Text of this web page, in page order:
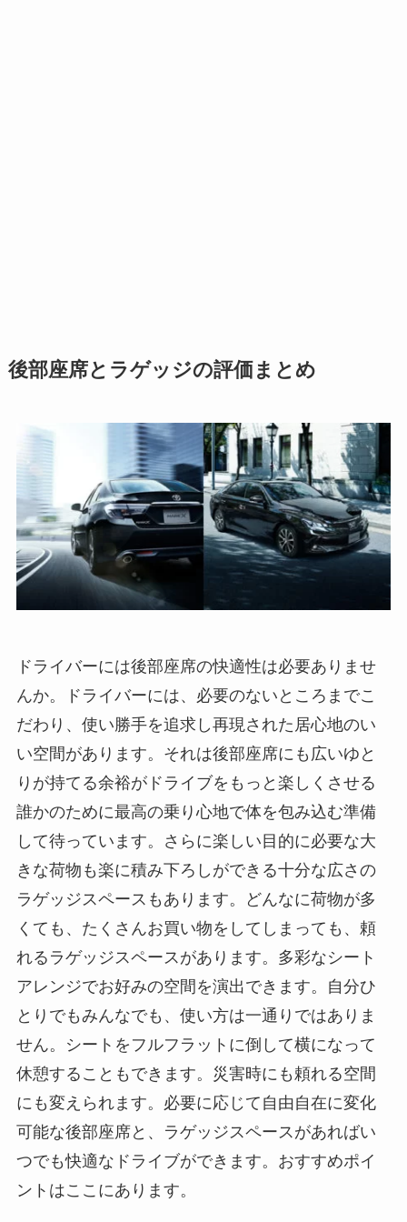
後部座席とラゲッジの評価まとめ
ドライバーには後部座席の快適性は必要ありませ
んか。ドライバーには、必要のないところまでこ
だわり、使い勝手を追求し再現された居心地のい
い空間があります。それは後部座席にも広いゆと
りが持てる余裕がドライブをもっと楽しくさせる
誰かのために最高の乗り心地で体を包み込む準備
して待っています。さらに楽しい目的に必要な大
きな荷物も楽に積み下ろしができる十分な広さの
ラゲッジスペースもあります。どんなに荷物が多
くても、たくさんお買い物をしてしまっても、頼
れるラゲッジスペースがあります。多彩なシート
アレンジでお好みの空間を演出できます。自分ひ
とりでもみんなでも、使い方は一通りではありま
せん。シートをフルフラットに倒して横になって
休憩することもできます。災害時にも頼れる空間
にも変えられます。必要に応じて自由自在に変化
可能な後部座席と、ラゲッジスペースがあればい
つでも快適なドライブができます。おすすめポイ
ントはここにあります。